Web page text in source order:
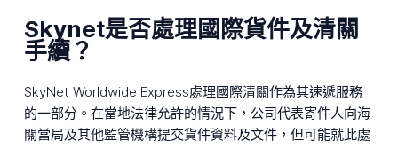
Skynet是否處理國際貨件及清關
手續？
SkyNet Worldwide Express處理國際清關作為其速遞服務
的一部分。在當地法律允許的情況下，公司代表寄件人向海
關當局及其他監管機構提交貨件資料及文件，但可能就此處